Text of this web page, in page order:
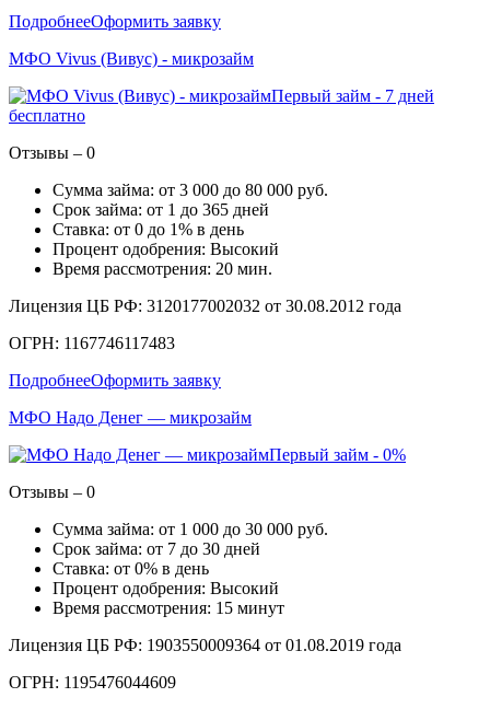
ПодробнееОформить заявку
МФО Vivus (Вивус) - микрозайм
Первый займ - 7 дней
бесплатно
Отзывы – 0
Сумма займа: от 3 000 до 80 000 руб.
Срок займа: от 1 до 365 дней
Ставка: от 0 до 1% в день
Процент одобрения: Высокий
Время рассмотрения: 20 мин.
Лицензия ЦБ РФ: 3120177002032 от 30.08.2012 года
ОГРН: 1167746117483
ПодробнееОформить заявку
МФО Надо Денег — микрозайм
Первый займ - 0%
Отзывы – 0
Сумма займа: от 1 000 до 30 000 руб.
Срок займа: от 7 до 30 дней
Ставка: от 0% в день
Процент одобрения: Высокий
Время рассмотрения: 15 минут
Лицензия ЦБ РФ: 1903550009364 от 01.08.2019 года
ОГРН: 1195476044609